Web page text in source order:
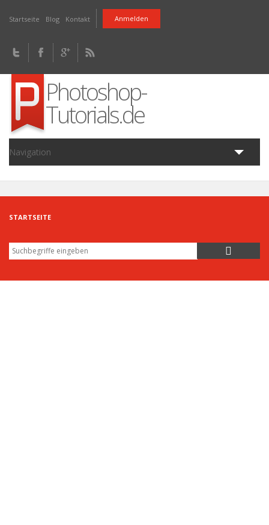
Startseite Blog Kontakt Anmelden
Photoshop-
Tutorials.de
Navigation
Home Tutorials Fragen Downloads Artikel
STARTSEITE
Suchformular
Suche